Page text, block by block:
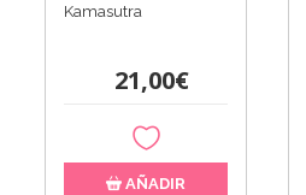
Kamasutra
21,00€
AÑADIR